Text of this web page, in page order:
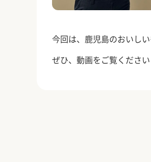
今回は、鹿児島のおいし
ぜひ、動画をご覧ください